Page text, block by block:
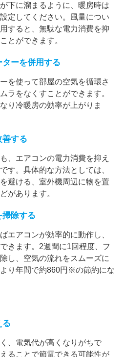
下に溜まるように、暖房時は
定してください。風量につい
すると、無駄な電力消費を抑
とができます。
ーを併用する
を使って部屋の空気を循環さ
ラをなくすことができます。
り冷暖房の効率が上がりま
善する
、エアコンの電力消費を抑え
す。具体的な方法としては、
避ける、室外機周辺に物を置
があります。
掃除する
エアコンが効率的に動作し、
きます。2週間に1回程度、フ
し、空気の流れをスムーズに
り年間で約860円※の節約にな
る
、電気代が高くなりがちで
ることで節電できる可能性が